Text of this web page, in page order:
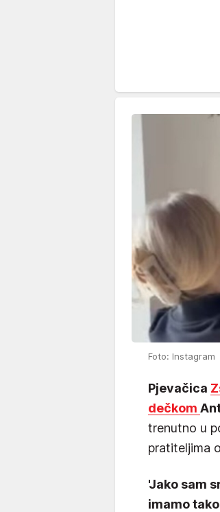
Foto: Instagram
Pjevačica
dečkom
trenutno u
pratiteljima
'Jako sam
imamo